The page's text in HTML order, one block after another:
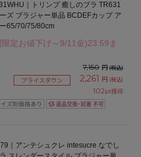
｜トリンプ 癒しのブラ TR631
ズ ブラジャー単品 BCDEFカップ ア
65/70/75/80cm
定お値下げ～9/11金)23:59ま
7,150 円(税込)
プライスダウン 2,261 円 (税込)
102pt獲得
｜アンテシュクレ intesucre なでし